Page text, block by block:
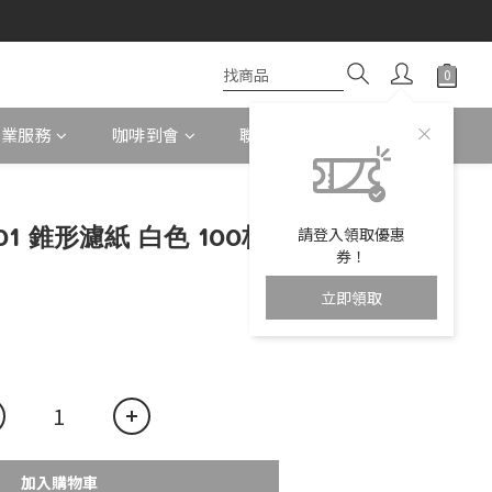
請登入領取優惠
券！
立即領取
服務 咖啡到會 聯絡我們
錐形濾紙 白色 100枚
加入購物車